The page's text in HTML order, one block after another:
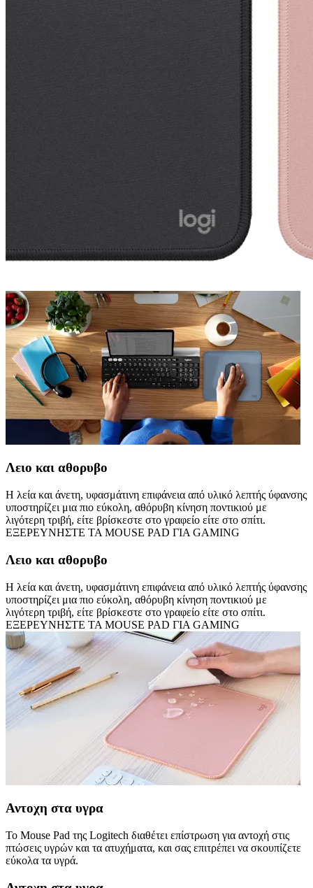
Λειο και αθορυβο
Η λεία και άνετη, υφασμάτινη επιφάνεια από υλικό λεπτής ύφανσης
υποστηρίζει μια πιο εύκολη, αθόρυβη κίνηση ποντικιού με
λιγότερη τριβή, είτε βρίσκεστε στο γραφείο είτε στο σπίτι.
ΕΞΕΡΕΥΝΗΣΤΕ ΤΑ MOUSE PAD ΓΙΑ GAMING
Λειο και αθορυβο
Η λεία και άνετη, υφασμάτινη επιφάνεια από υλικό λεπτής ύφανσης
υποστηρίζει μια πιο εύκολη, αθόρυβη κίνηση ποντικιού με
λιγότερη τριβή, είτε βρίσκεστε στο γραφείο είτε στο σπίτι.
ΕΞΕΡΕΥΝΗΣΤΕ ΤΑ MOUSE PAD ΓΙΑ GAMING
Αντοχη στα υγρα
Το Mouse Pad της Logitech διαθέτει επίστρωση για αντοχή στις
πτώσεις υγρών και τα ατυχήματα, και σας επιτρέπει να σκουπίζετε
εύκολα τα υγρά.